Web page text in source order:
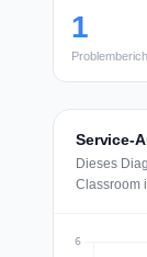
1
Service-
Dieses
Classroom